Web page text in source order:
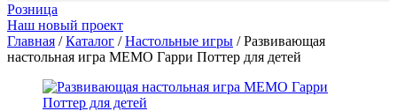
Розница
Наш новый проект
Главная /Каталог /Настольные игры / Развивающая
настольная игра МЕМО Гарри Поттер для детей